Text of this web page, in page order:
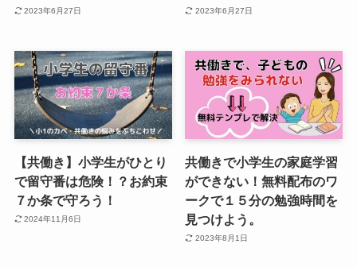
2023年6月27日 2023年6月27日
【共働き】小学生がひとり
で留守番は危険！？お約束
７か条で守ろう！
2024年11月6日
共働きで小学生の家庭学習
ができない！無料配布のワ
ークで１５分の勉強時間を
見つけよう。
2023年8月1日